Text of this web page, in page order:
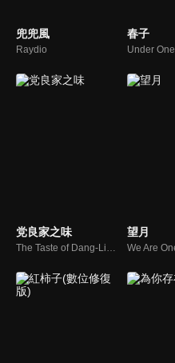
兜兜風
Raydio
春子
Under
党良家之味
The Taste of Dang-Liang's Family
望月
We Are